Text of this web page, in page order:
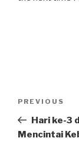
Previous
Post
PREVIOUS
Hari ke-3
Mencintai